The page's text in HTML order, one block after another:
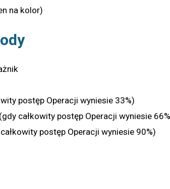
na kolor)
postęp Operacji wyniesie 33%)
całkowity postęp Operacji wyniesie
postęp Operacji wyniesie 90%)